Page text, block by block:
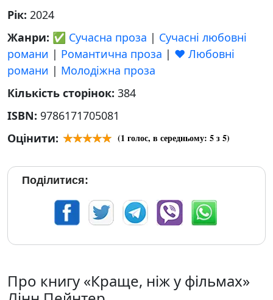
Рік: 2024
Жанри: ✅ Сучасна проза | Сучасні любовні
романи | Романтична проза | ❤️ Любовні
романи | Молодіжна проза
Кількість сторінок: 384
ISBN: 9786171705081
Оцінити:
(1 голос, в середньому: 5з 5)
Поділитися:
Про книгу «Краще, ніж у фільмах»